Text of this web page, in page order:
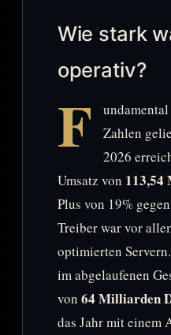
Wie stark
operativ?
F
Zahlen
2026
Umsatz von
Plus von 19%
Treiber war vor
optimierten
im abgelaufenen
von 64 Milliarden
das Jahr mit einem